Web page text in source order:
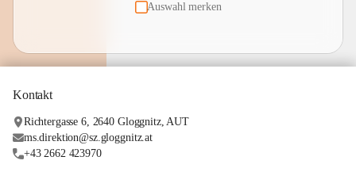
Auswahl merken
Kontakt
Richtergasse 6, 2640 Gloggnitz, AUT
ms.direktion@sz.gloggnitz.at
+43 2662 423970